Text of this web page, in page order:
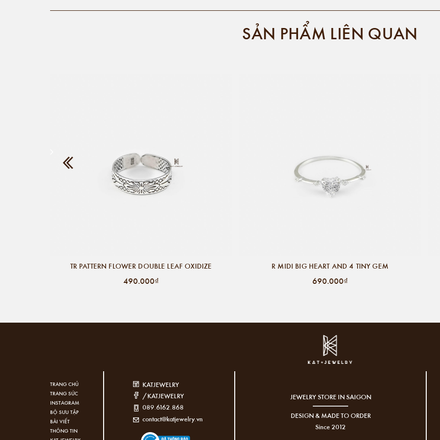
SẢN PHẨM LIÊN QUAN
TR PATTERN FLOWER DOUBLE LEAF OXIDIZE
490.000₫
R MIDI BIG HEART AND 4 TINY GEM
690.000₫
TRANG CHỦ
TRANG SỨC
INSTAGRAM
BỘ SƯU TẬP
BÀI VIẾT
THÔNG TIN
KATJEWELRY
/KATJEWELRY
089.6162.868
contact@katjewelry.vn
JEWELRY STORE IN SAIGON
DESIGN & MADE TO ORDER
Since 2012